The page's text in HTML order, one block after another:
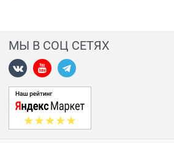
МЫ В СОЦ СЕТЯХ